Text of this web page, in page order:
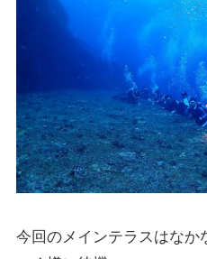
今回のメインテラスはなか